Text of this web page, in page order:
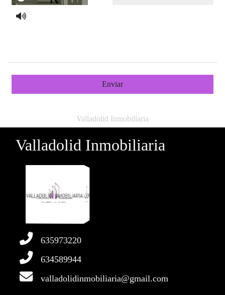
Enviar
Valladolid Inmobiliaria
Valladolid Inmobiliaria
635973220
634589944
valladolidinmobiliaria@gmail.com